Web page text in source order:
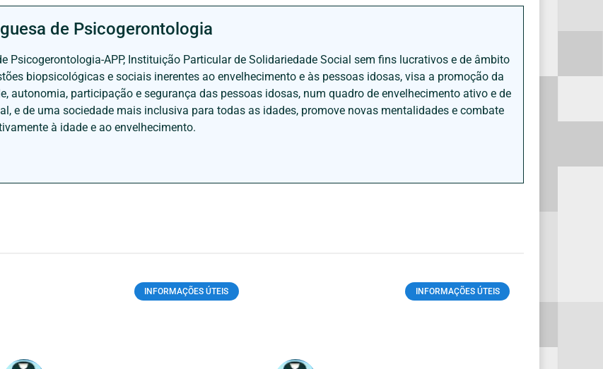
de Psicogerontologia
Psicogerontologia-APP, Instituição Particular de Solidariedade Social sem fins lucrativos e de âmbito
biopsicológicas e sociais inerentes ao envelhecimento e às pessoas idosas, visa a promoção da
autonomia, participação e segurança das pessoas idosas, num quadro de envelhecimento ativo e de
e de uma sociedade mais inclusiva para todas as idades, promove novas mentalidades e combate
à idade e ao envelhecimento.
INFORMAÇÕES ÚTEIS INFORMAÇÕES ÚTEIS